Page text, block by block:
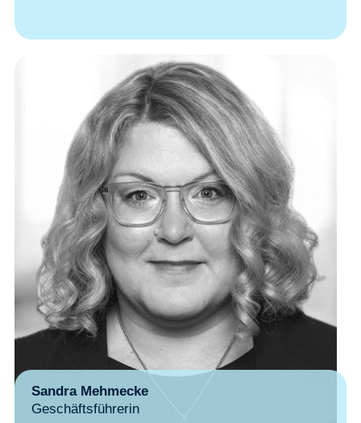
Sandra Mehmecke
Geschäftsführerin